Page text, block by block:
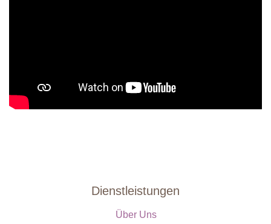
Dienstleistungen
Über Uns